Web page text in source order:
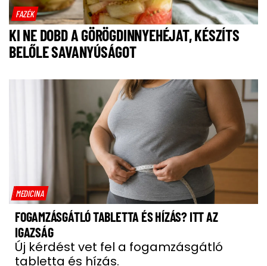
FAZÉK
KI NE DOBD A GÖRÖGDINNYEHÉJAT, KÉSZÍTS
BELŐLE SAVANYÚSÁGOT
MEDICINA
FOGAMZÁSGÁTLÓ TABLETTA ÉS HÍZÁS? ITT AZ
IGAZSÁG
Új kérdést vet fel a fogamzásgátló
tabletta és hízás.